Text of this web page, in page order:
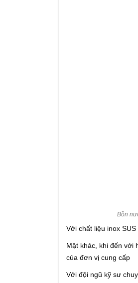
Bồn
Với chất liệu inox
Mặt khác, khi đến với
của đơn vị cung cấp
Với đội ngũ kỹ sư